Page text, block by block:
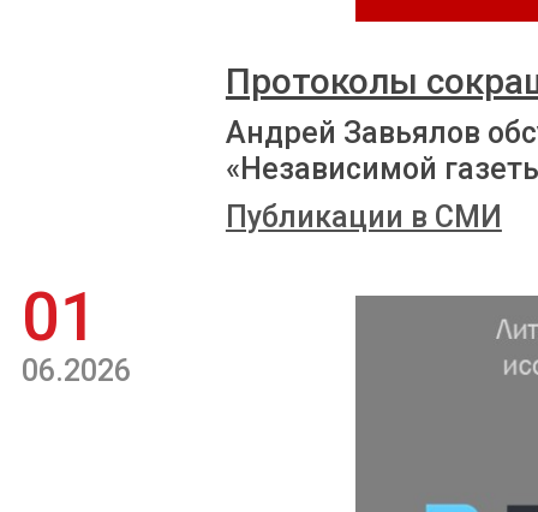
Протоколы
Андрей Завьялов
«Независимой
Публикации в СМИ
01
06.2026